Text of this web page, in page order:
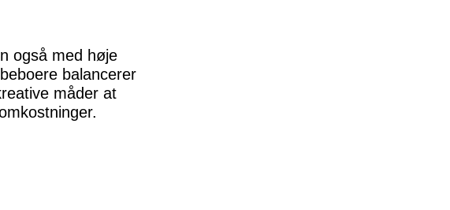
også med høje
balancerer
måder at